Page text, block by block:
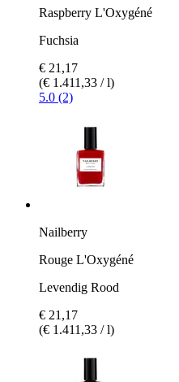
Raspberry L'Oxygéné
Fuchsia
€ 21,17
(€ 1.411,33 / l)
5.0 (2)
Nailberry
Rouge L'Oxygéné
Levendig Rood
€ 21,17
(€ 1.411,33 / l)